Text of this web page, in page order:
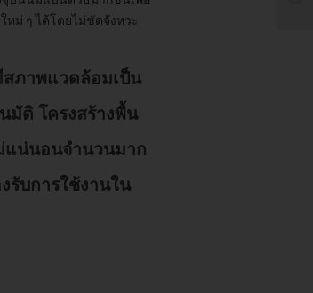
ม่ ๆ ได้โดยไม่ขัดจังหวะ
ภาพแวดล้อมเป็น
มัติ โครงสร้างพื้น
แน่นอนจำนวนมาก
รับการใช้งานใน